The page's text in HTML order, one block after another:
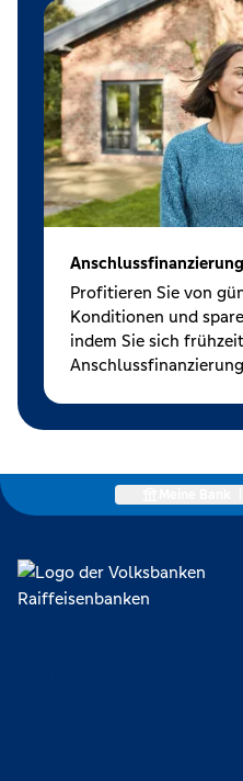
Anschlussfinanzierung
Profitieren Sie von
Konditionen und
indem Sie sich